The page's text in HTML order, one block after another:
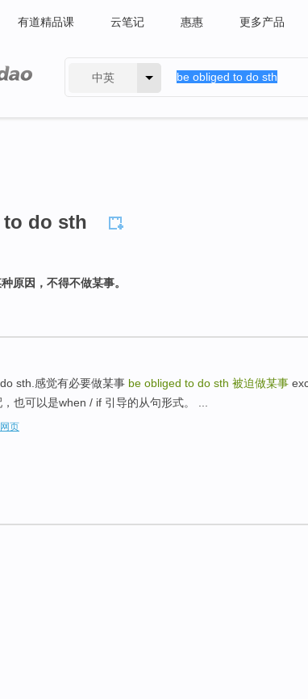
有道精品课 云笔记 惠惠 更多产品
中英
do sth
原因，不得不做某事。
sth.感觉有必要做某事 be obliged to do sth 被迫做某事
也可以是when / if 引导的从句形式。 ...
页